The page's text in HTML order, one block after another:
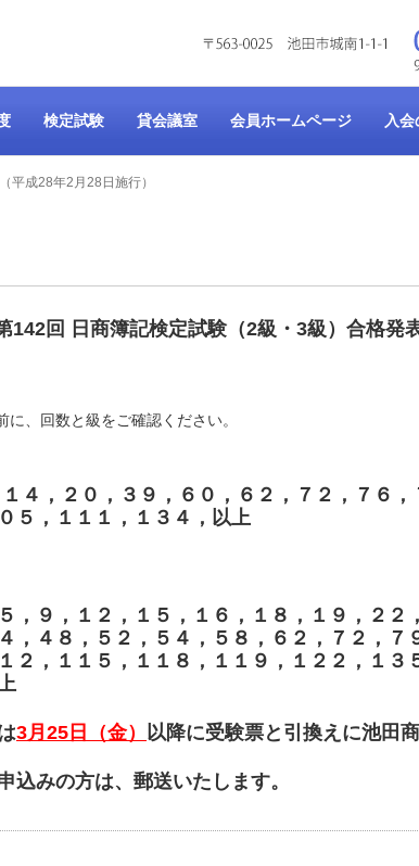
検定試験 貸会議室 会員ホームページ 入
平成28年2月28日施行）
142回 日商簿記検定試験（2級・3級）合格発
に、回数と級をご確認ください。
１４，２０，３９，６０，６２，７２，７６
５，１１１，１３４，以上
，９，１２，１５，１６，１８，１９，２２
，４８，５２，５４，５８，６２，７２，７
２，１１５，１１８，１１９，１２２，１３
3月25日（金） 以降に受験票と引換えに池田
込みの方は、郵送いたします。